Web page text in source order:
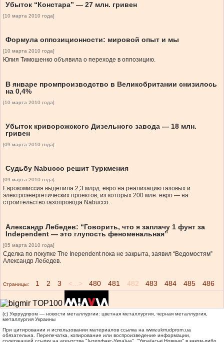
Убыток “Констара” — 27 млн. гривен
[10 марта 2010 года]
Формула оппозиционности: мировой опыт и мы
[10 марта 2010 года]
Юлия Тимошенко объявила о переходе в оппозицию.
В январе промпроизводство в Великобритании снизилось
на 0,4%
[10 марта 2010 года]
Убыток криворожского Дизельного завода — 18 млн.
гривен
[09 марта 2010 года]
Судьбу Nabucco решит Туркмения
[09 марта 2010 года]
Еврокомиссия выделила 2,3 млрд. евро на реализацию газовых и
электроэнергетических проектов, из которых 200 млн. евро — на
строительство газопровода Nabucco.
Александр Лебедев: “Говорить, что я заплачу 1 фунт за
Independent — это глупость феноменальная”
[05 марта 2010 года]
Сделка по покупке The Inependent пока не закрыта, заявил “Ведомостям”
Александр Лебедев.
Страницы: 1 2 3 <...> 480 481 482 483 484 485 486
(c) Укррудпром — новости металлургии: цветная металлургия, черная металлургия,
металлургия Украины
При цитировании и использовании материалов ссылка на www.ukrrudprom.ua
обязательна. Перепечатка, копирование или воспроизведение информации,